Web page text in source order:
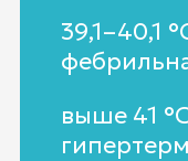
39,1–40,1
выше 41